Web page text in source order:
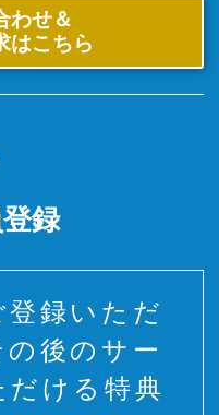
わせ＆
はこちら
録
録いただ
後のサー
だける特典